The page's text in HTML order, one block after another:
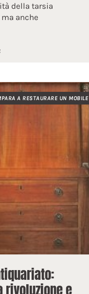
della tarsia
anche
A RESTAURARE UN MOBILE
rivoluzione e